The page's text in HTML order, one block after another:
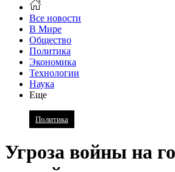
Все новости
В Мире
Общество
Политика
Экономика
Технологии
Наука
Еще
Политика
Угроза войны на